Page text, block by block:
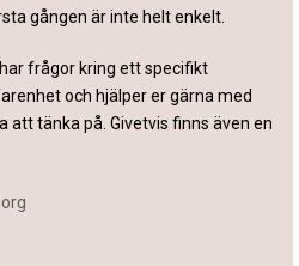
gången är inte helt enkelt.
frågor kring ett specifikt
och hjälper er gärna med
att tänka på. Givetvis finns även en